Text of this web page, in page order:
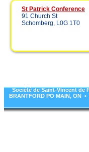
St Patrick Conference
91 Church St
Schomberg, L0G 1T0
Société de Saint-Vincent de
BRANTFORD PO MAIN, ON